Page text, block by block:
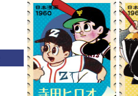
お知らせ ロボダッチ
コチラをご覧くださ
プレスリリース4月7
版－』
が取り上げられまし